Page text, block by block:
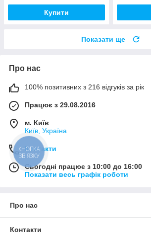
Купити
Показати ще
Про нас
100% позитивних з 216 відгуків за рік
Працює з 29.08.2016
м. Київ
Київ, Україна
Контакти
Сьогодні працює з 10:00 до 16:00
Показати весь графік роботи
Про нас
Контакти
КНОПКА
ЗВ'ЯЗКУ